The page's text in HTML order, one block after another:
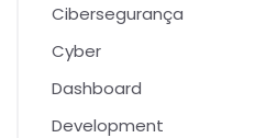
Cibersegurança
Cyber
Dashboard
Development